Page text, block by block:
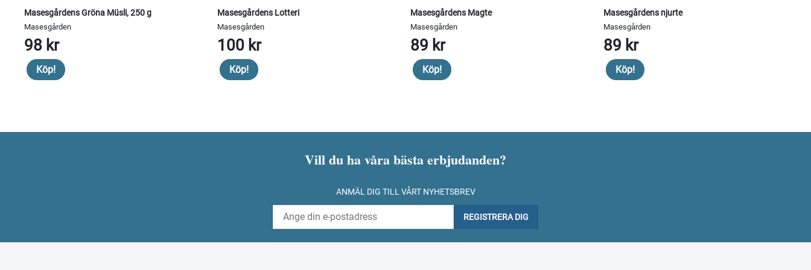
Masesgårdens Gröna Müsli, 250 g
Masesgården
98 kr
Köp!
Masesgårdens Lotteri
Masesgården
100 kr
Köp!
Masesgårdens Magte
Masesgården
89 kr
Köp!
Masesgårdens njurte
Masesgården
89 kr
Köp!
Vill du ha våra bästa erbjudanden?
ANMÄL DIG TILL VÅRT NYHETSBREV
REGISTRERA DIG